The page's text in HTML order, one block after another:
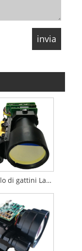
Modulo di gattini Laser da 5 km